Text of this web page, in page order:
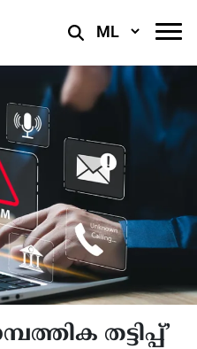
Select
തട്ടിപ്പ്’